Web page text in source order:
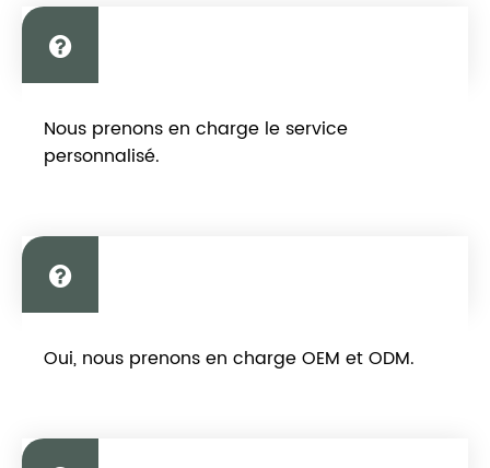
personnalisé ?
Nous prenons en charge le service
personnalisé.
Si l'OEM est acceptable ?
Oui, nous prenons en charge OEM et ODM.